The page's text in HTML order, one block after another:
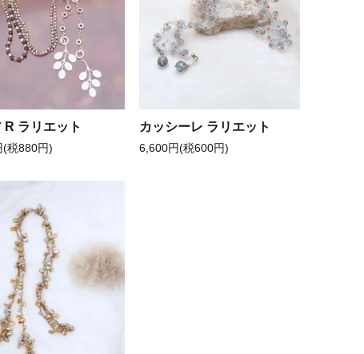
R ラリエット
(税880円)
カッシーレ ラリエット
6,600円(税600円)